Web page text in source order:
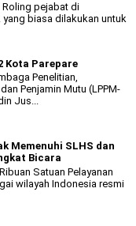
Roling pejabat di
biasa dilakukan untuk
Kota Parepare
Penelitian,
Penjamin Mutu (LPPM-
Jus...
Memenuhi SLHS dan
Bicara
Satuan Pelayanan
wilayah Indonesia resmi